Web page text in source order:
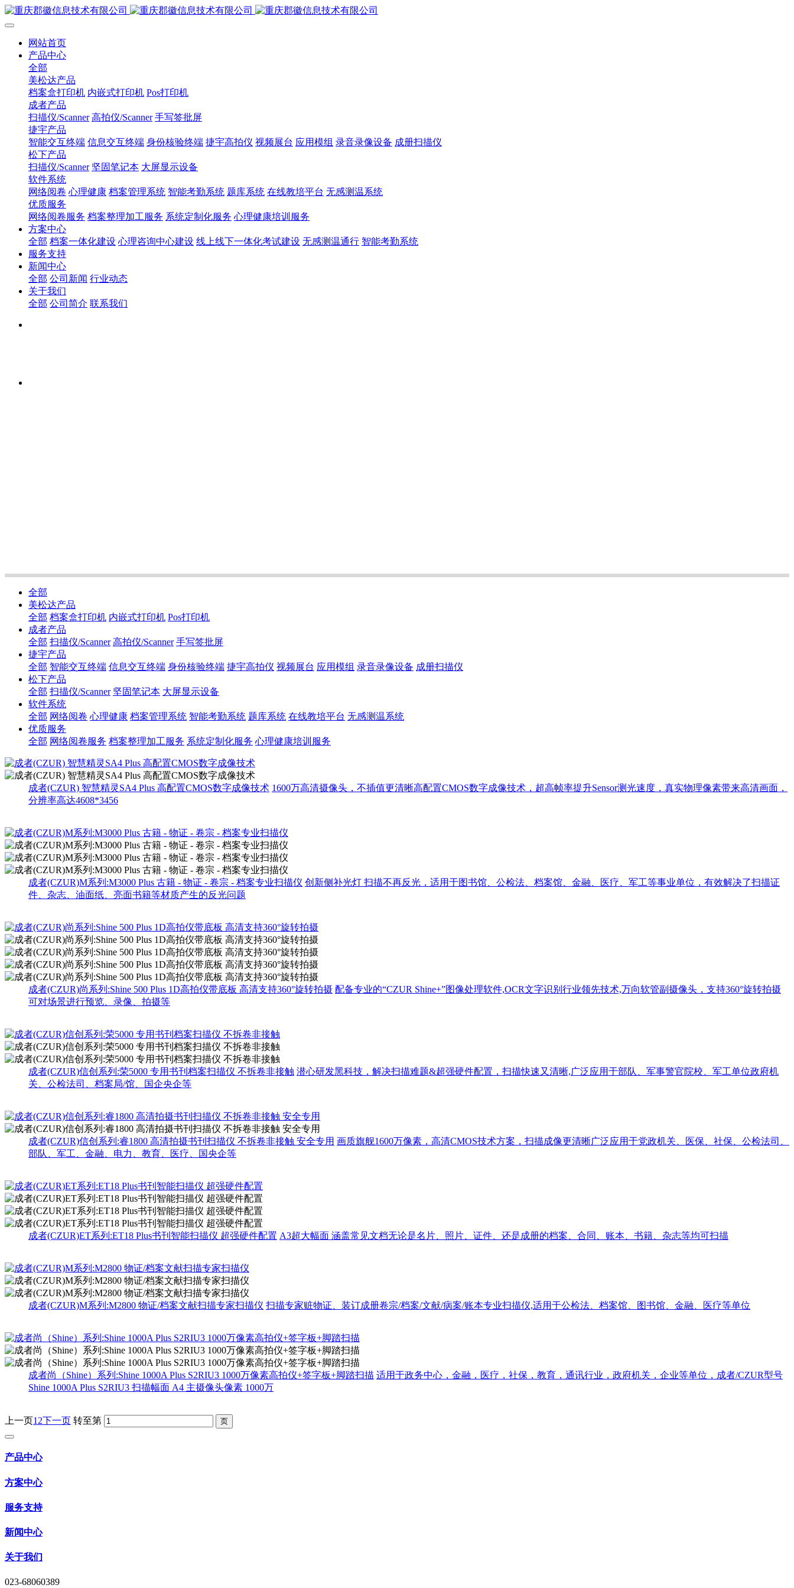
网站首页
产品中心
全部
美松达产品
档案盒打印机 内嵌式打印机 Pos打印机
成者产品
扫描仪/Scanner 高拍仪/Scanner 手写签批屏
捷宇产品
智能交互终端 信息交互终端 身份核验终端 捷宇高拍仪 视频展台 应用模组 录音录像设备 成册扫描仪
松下产品
扫描仪/Scanner 坚固笔记本 大屏显示设备
软件系统
网络阅卷 心理健康 档案管理系统 智能考勤系统 题库系统 在线教培平台 无感测温系统
优质服务
网络阅卷服务 档案整理加工服务 系统定制化服务 心理健康培训服务
方案中心
全部 档案一体化建设 心理咨询中心建设 线上线下一体化考试建设 无感测温通行 智能考勤系统
服务支持
新闻中心
全部 公司新闻 行业动态
关于我们
全部 公司简介 联系我们
全部
美松达产品
全部 档案盒打印机 内嵌式打印机 Pos打印机
成者产品
全部 扫描仪/Scanner 高拍仪/Scanner 手写签批屏
捷宇产品
全部 智能交互终端 信息交互终端 身份核验终端 捷宇高拍仪 视频展台 应用模组 录音录像设备 成册扫描仪
松下产品
全部 扫描仪/Scanner 坚固笔记本 大屏显示设备
软件系统
全部 网络阅卷 心理健康 档案管理系统 智能考勤系统 题库系统 在线教培平台 无感测温系统
优质服务
全部 网络阅卷服务 档案整理加工服务 系统定制化服务 心理健康培训服务
成者(CZUR) 智慧精灵SA4 Plus 高配置CMOS数字成像技术 1600万高清摄像头，不插值更清晰高配置CMOS数字成像技术，超高帧率提升Sensor测光速度，真实物理像素带来高清画面，
分辨率高达4608*3456
成者(CZUR)M系列:M3000 Plus 古籍 - 物证 - 卷宗 - 档案专业扫描仪 创新侧补光灯 扫描不再反光，适用于图书馆、公检法、档案馆、金融、医疗、军工等事业单位，有效解决了扫描证
件、杂志、油面纸、亮面书籍等材质产生的反光问题
成者(CZUR)尚系列:Shine 500 Plus 1D高拍仪带底板 高清支持360°旋转拍摄 配备专业的“CZUR Shine+”图像处理软件,OCR文字识别行业领先技术,万向软管副摄像头，支持360°旋转拍摄
可对场景进行预览、录像、拍摄等
成者(CZUR)信创系列:荣5000 专用书刊档案扫描仪 不拆卷非接触 潜心研发黑科技，解决扫描难题&超强硬件配置，扫描快速又清晰,广泛应用于部队、军事警官院校、军工单位政府机
关、公检法司、档案局/馆、国企央企等
成者(CZUR)信创系列:睿1800 高清拍摄书刊扫描仪 不拆卷非接触 安全专用 画质旗舰1600万像素，高清CMOS技术方案，扫描成像更清晰广泛应用于党政机关、医保、社保、公检法司、
部队、军工、金融、电力、教育、医疗、国央企等
成者(CZUR)ET系列:ET18 Plus书刊智能扫描仪 超强硬件配置 A3超大幅面 涵盖常见文档无论是名片、照片、证件、还是成册的档案、合同、账本、书籍、杂志等均可扫描
成者(CZUR)M系列:M2800 物证/档案文献扫描专家扫描仪 扫描专家赃物证、装订成册卷宗/档案/文献/病案/账本专业扫描仪,适用于公检法、档案馆、图书馆、金融、医疗等单位
成者尚（Shine）系列:Shine 1000A Plus S2RIU3 1000万像素高拍仪+签字板+脚踏扫描 适用于政务中心，金融，医疗，社保，教育，通讯行业，政府机关，企业等单位，成者/CZUR型号
Shine 1000A Plus S2RIU3 扫描幅面 A4 主摄像头像素 1000万
上一页1 2下一页 转至第
产品中心
方案中心
服务支持
新闻中心
关于我们
023-68060389